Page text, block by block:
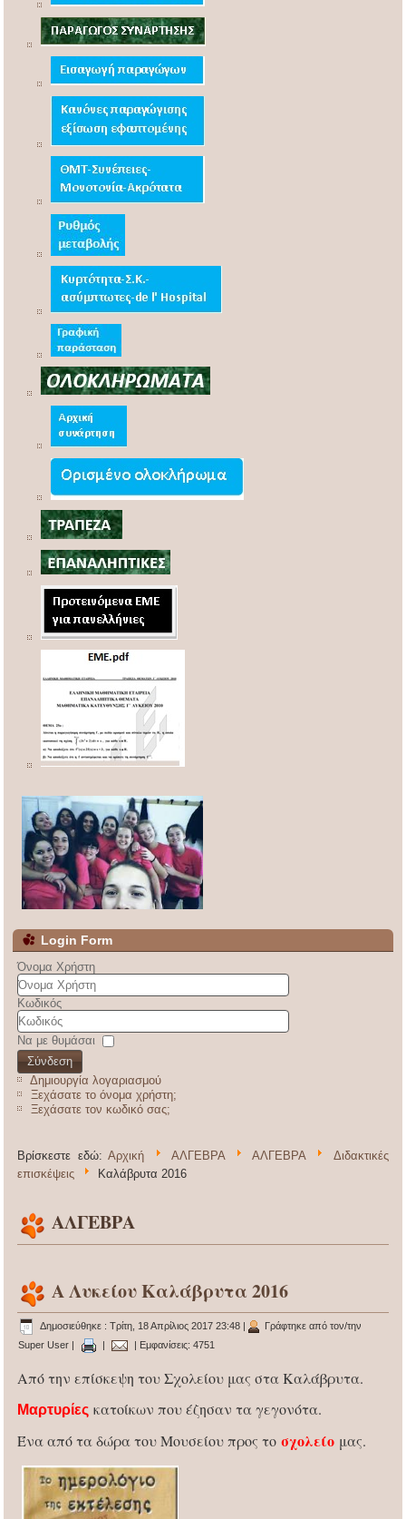
Login Form
Όνομα Χρήστη
Κωδικός
Να με θυμάσαι
Σύνδεση
Δημιουργία λογαριασμού
Ξεχάσατε το όνομα χρήστη;
Ξεχάσατε τον κωδικό σας;
Βρίσκεστε εδώ: Αρχική ΑΛΓΕΒΡΑ ΑΛΓΕΒΡΑ
Διδακτικές
επισκέψεις
Καλάβρυτα 2016
ΑΛΓΕΒΡΑ
Α Λυκείου Καλάβρυτα 2016
Δημοσιεύθηκε : Τρίτη, 18 Απρίλιος 2017 23:48 |
Γράφτηκε από τον/την
Super User | | | Εμφανίσεις: 4751
Από την επίσκεψη του Σχολείου μας στα Καλάβρυτα.
Μαρτυρίες κατοίκων που έζησαν τα γεγονότα.
Ένα από τα δώρα του Μουσείου προς τοσχολείο μας.